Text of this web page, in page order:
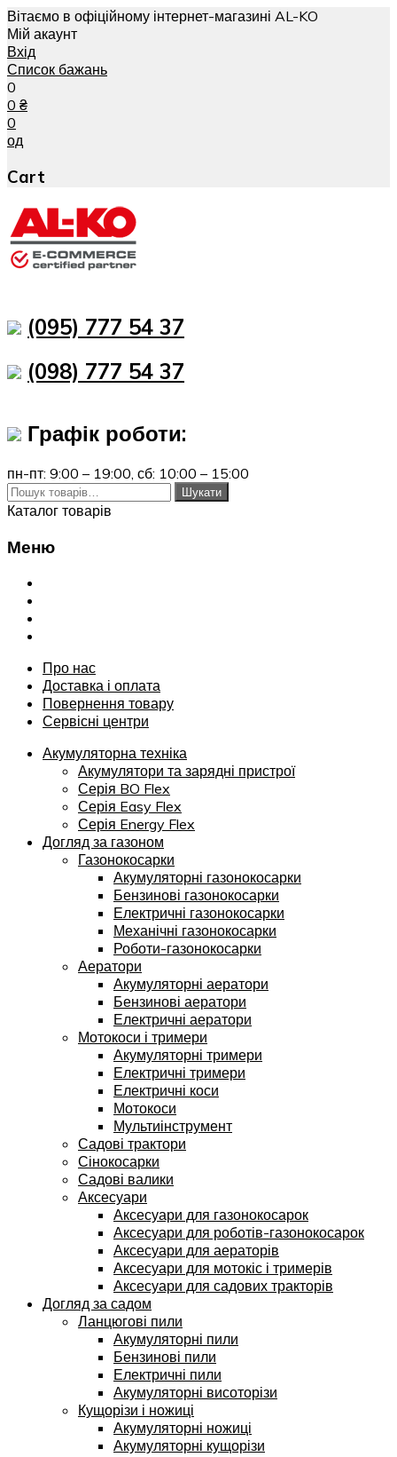
Вітаємо в офіційному інтернет-магазині AL-KO
Мій акаунт
Вхід
Список бажань
0
0 ₴
0
од
Cart
(095) 777 54 37
(098) 777 54 37
Графік роботи:
пн-пт: 9:00 – 19:00, сб: 10:00 – 15:00
Шукати:
Шукати
Каталог товарів
Меню
Переглянути
Про нас
Доставка і оплата
Повернення товару
Сервісні центри
Акумуляторна техніка
Акумулятори та зарядні пристрої
Серія BO Flex
Серія Easy Flex
Серія Energy Flex
Догляд за газоном
Газонокосарки
Акумуляторні газонокосарки
Бензинові газонокосарки
Електричні газонокосарки
Механічні газонокосарки
Роботи-газонокосарки
Аератори
Акумуляторні аератори
Бензинові аератори
Електричні аератори
Мотокоси і тримери
Акумуляторні тримери
Електричні тримери
Електричні коси
Мотокоси
Мультиінструмент
Садові трактори
Сінокосарки
Садові валики
Аксесуари
Аксесуари для газонокосарок
Аксесуари для роботів-газонокосарок
Аксесуари для аераторів
Аксесуари для мотокіс і тримерів
Аксесуари для садових тракторів
Догляд за садом
Ланцюгові пили
Акумуляторні пили
Бензинові пили
Електричні пили
Акумуляторні висоторізи
Кущорізи і ножиці
Акумуляторні ножиці
Акумуляторні кущорізи